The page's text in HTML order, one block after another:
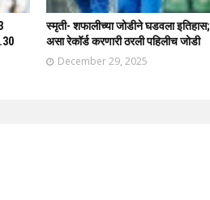
स्मृती- शफालीच्या जोडीने घडवला इतिहास;
असा रेकॉर्ड करणारी ठरली पहिलीच जोडी
December 29, 2025